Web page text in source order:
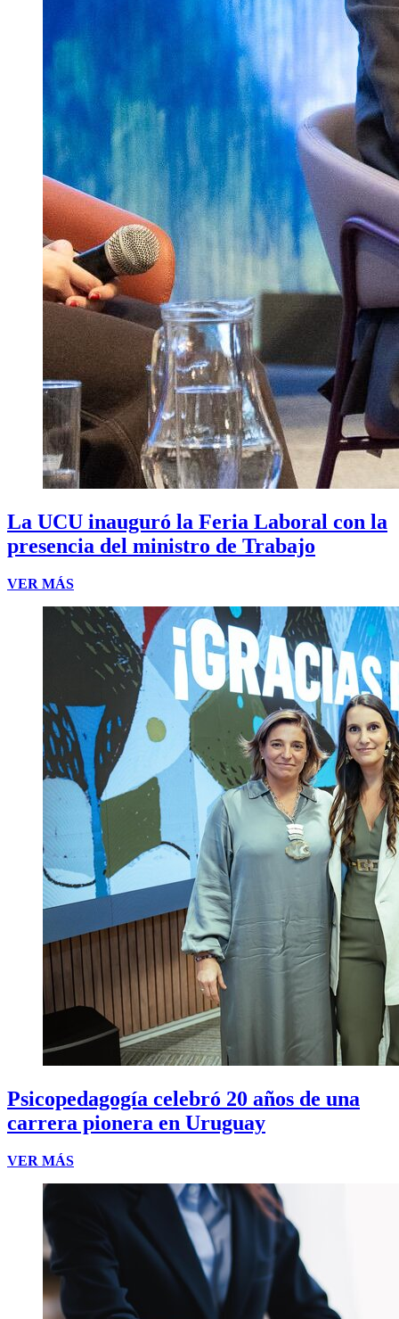
La UCU inauguró la Feria Laboral con la
presencia del ministro de Trabajo
VER MÁS
Psicopedagogía celebró 20 años de una
carrera pionera en Uruguay
VER MÁS